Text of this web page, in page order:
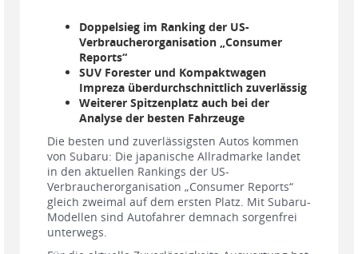
Doppelsieg im Ranking der US-
Verbraucherorganisation „Consumer
Reports“
SUV Forester und Kompaktwagen
Impreza überdurchschnittlich zuverlässig
Weiterer Spitzenplatz auch bei der
Analyse der besten Fahrzeuge
Die besten und zuverlässigsten Autos kommen
von Subaru: Die japanische Allradmarke landet
in den aktuellen Rankings der US-
Verbraucherorganisation „Consumer Reports“
gleich zweimal auf dem ersten Platz. Mit Subaru-
Modellen sind Autofahrer demnach sorgenfrei
unterwegs.